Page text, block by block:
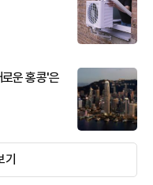
운 홍콩'은
기